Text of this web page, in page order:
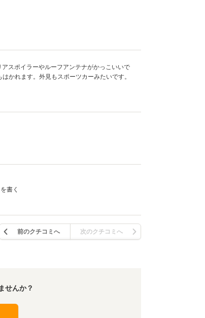
スポイラーやルーフアンテナがかっこいいで
かれます。外見もスポーツカーみたいです。
書く
前のクチコミへ 次のクチコミへ
せんか？